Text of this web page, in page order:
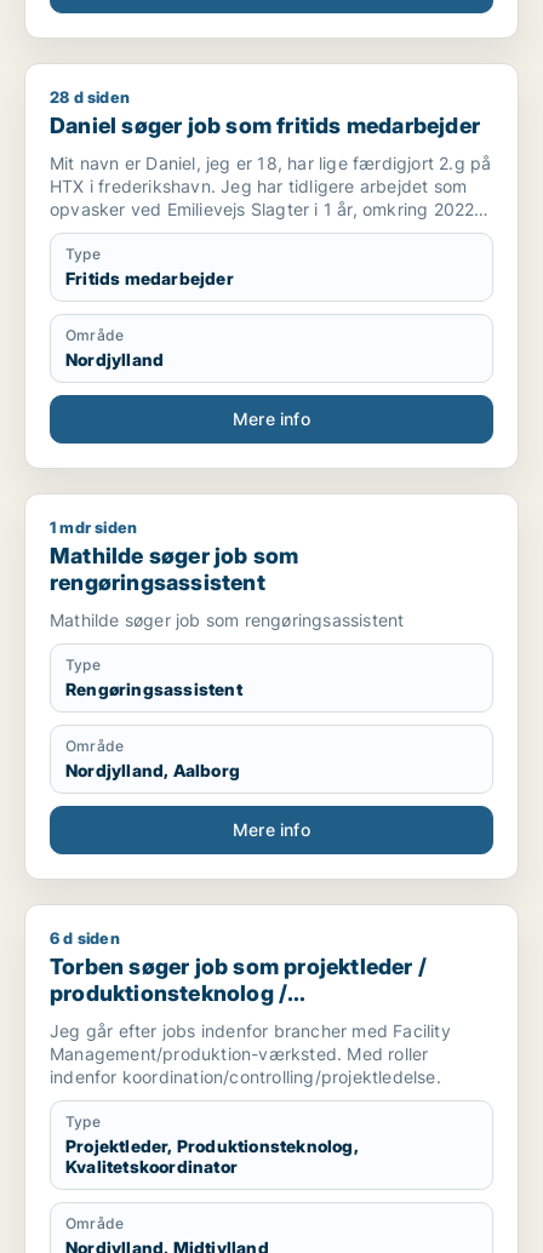
Daniel søger job som fritids medarbejder
28 d siden
Daniel søger job som fritids medarbejder
Mit navn er Daniel, jeg er 18, har lige færdigjort 2.g på
HTX i frederikshavn. Jeg har tidligere arbejdet som
opvasker ved Emilievejs Slagter i 1 år, omkring 2022
til 2023. Før det arbejdede jeg som reklame og avis
omdeler.
Type
Fritids medarbejder
Område
Nordjylland
Mere info
Mathilde søger job som rengøringsassistent
1 mdr siden
Mathilde søger job som
rengøringsassistent
Mathilde søger job som rengøringsassistent
Type
Rengøringsassistent
Område
Nordjylland, Aalborg
Mere info
Torben søger job som projektleder / produktionsteknolog /
6 d siden
Torben søger job som projektleder /
produktionsteknolog /
kvalitetskoordinator
Jeg går efter jobs indenfor brancher med Facility
Management/produktion-værksted. Med roller
indenfor koordination/controlling/projektledelse.
Type
Projektleder, Produktionsteknolog,
Kvalitetskoordinator
Område
Nordjylland, Midtjylland